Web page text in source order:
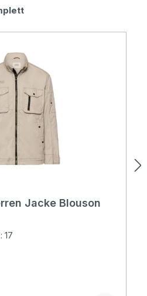
Jacke Blouson
17